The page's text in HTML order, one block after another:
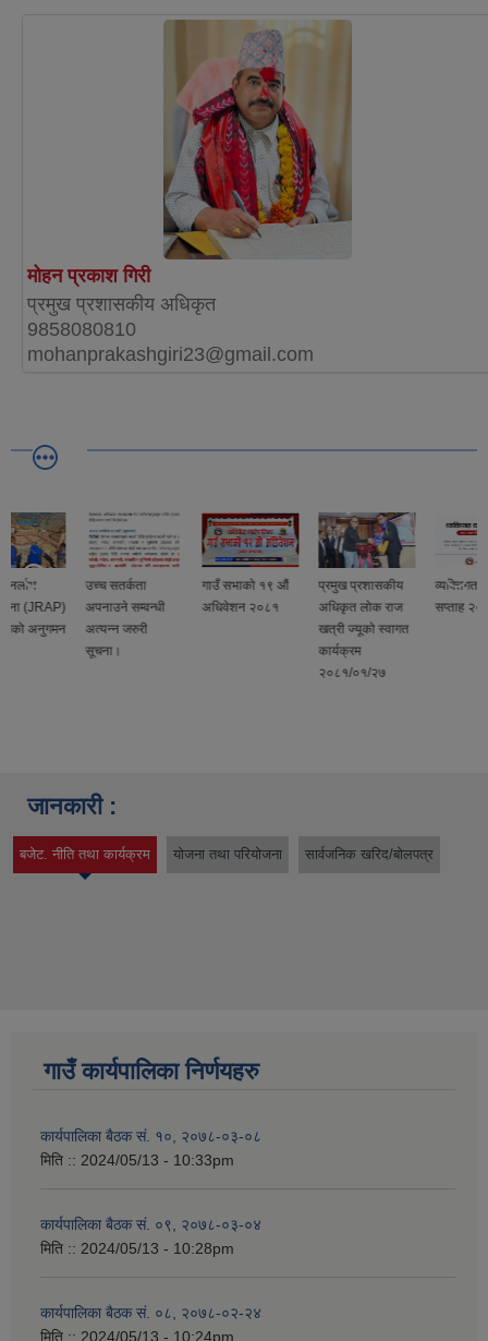
मोहन प्रकाश गिरी
प्रमुख प्रशासकीय अधिकृत
9858080810
mohanprakashgiri23@gmail.com
उच्च सतर्कता
अपनाउने सम्वन्धी
अत्यन्न जरुरी
गाउँ सभाको १९ औं
अधिवेशन २०८१
प्रमुख प्रशासकीय
अधिकृत लोक राज
खत्री ज्यूको स्वागत
२०८१/०१/२७
व्यक्तिगत घटनादर्ता
सप्ताह २०८१
जानकारी :
बजेट. नीति तथा कार्यक्रम योजना तथा परियोजना सार्वजनिक खरिद/बोलपत्र
गाउँ कार्यपालिका निर्णयहरु
कार्यपालिका बैठक सं. १०, २०७८-०३-०८
मिति :: 2024/05/13 - 10:33pm
कार्यपालिका बैठक सं. ०९, २०७८-०३-०४
मिति :: 2024/05/13 - 10:28pm
कार्यपालिका बैठक सं. ०८, २०७८-०२-२४
मिति :: 2024/05/13 - 10:24pm